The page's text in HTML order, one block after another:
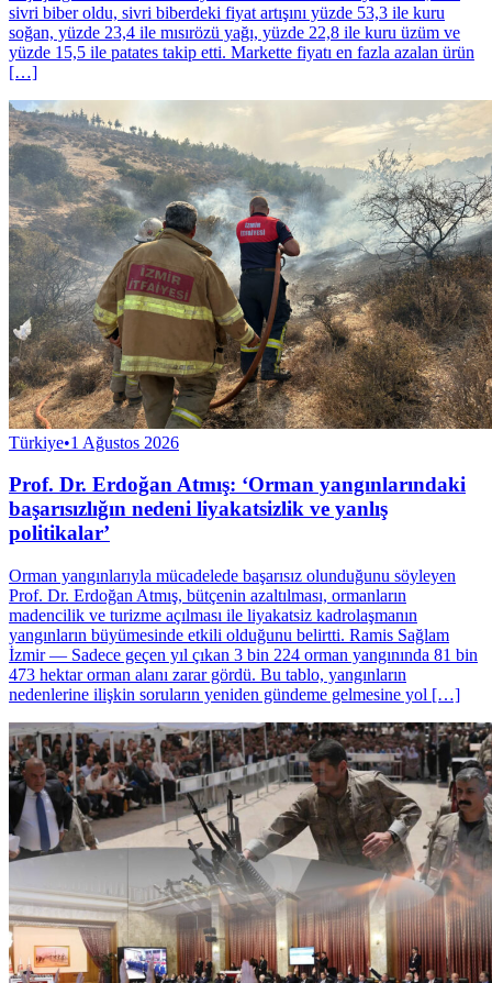
sivri biber oldu, sivri biberdeki fiyat artışını yüzde 53,3 ile kuru
soğan, yüzde 23,4 ile mısırözü yağı, yüzde 22,8 ile kuru üzüm ve
yüzde 15,5 ile patates takip etti. Markette fiyatı en fazla azalan ürün
[…]
Türkiye•1 Ağustos 2026
Prof. Dr. Erdoğan Atmış: ‘Orman yangınlarındaki
başarısızlığın nedeni liyakatsizlik ve yanlış
politikalar’
Orman yangınlarıyla mücadelede başarısız olunduğunu söyleyen
Prof. Dr. Erdoğan Atmış, bütçenin azaltılması, ormanların
madencilik ve turizme açılması ile liyakatsiz kadrolaşmanın
yangınların büyümesinde etkili olduğunu belirtti. Ramis Sağlam
İzmir — Sadece geçen yıl çıkan 3 bin 224 orman yangınında 81 bin
473 hektar orman alanı zarar gördü. Bu tablo, yangınların
nedenlerine ilişkin soruların yeniden gündeme gelmesine yol […]